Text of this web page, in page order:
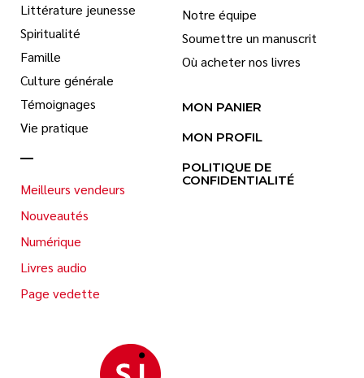
Littérature jeunesse
Spiritualité
Famille
Culture générale
Témoignages
Vie pratique
Meilleurs vendeurs
Nouveautés
Numérique
Livres audio
Page vedette
Notre équipe
Soumettre un manuscrit
Où acheter nos livres
MON PANIER
MON PROFIL
POLITIQUE DE
CONFIDENTIALITÉ